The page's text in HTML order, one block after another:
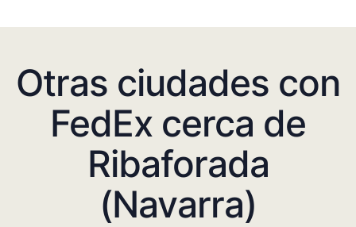
Otras ciudades con
FedEx cerca de
Ribaforada
(Navarra)